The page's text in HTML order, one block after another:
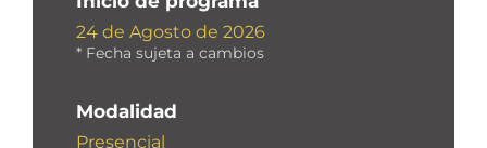
24 de Agosto de 2026
* Fecha sujeta a cambios
Modalidad
Presencial